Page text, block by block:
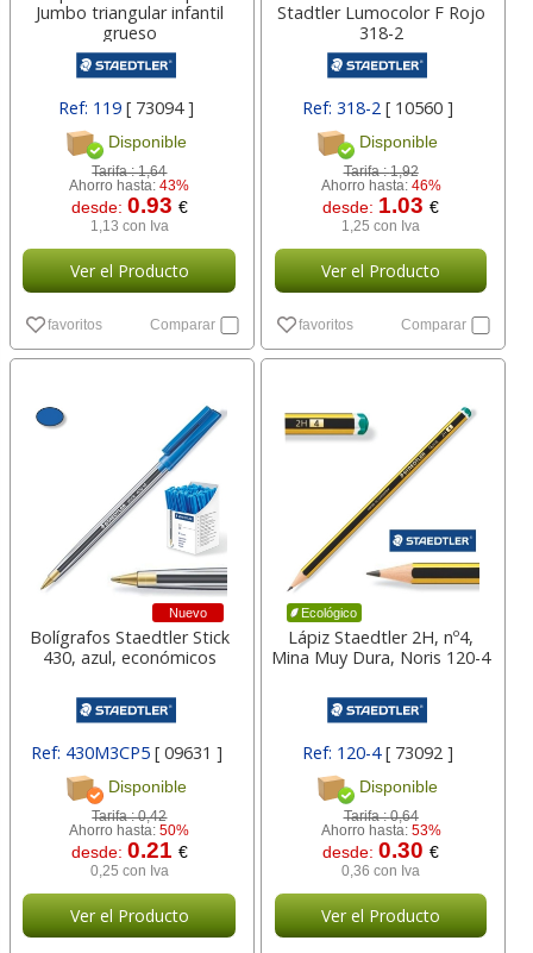
Jumbo triangular infantil
grueso
Ref: 119[ 73094 ]
Disponible
Tarifa :1,64
Ahorro hasta:43%
desde: 0.93 €
1,13 con Iva
Ver el Producto
favoritos Comparar
Stadtler Lumocolor F Rojo
318-2
Ref: 318-2 [ 10560 ]
Disponible
Tarifa :1,92
Ahorro hasta: 46%
desde: 1.03€
1,25 con Iva
Ver el Producto
favoritos Comparar
Nuevo
Bolígrafos Staedtler Stick
430, azul, económicos
Ref: 430M3CP5 [ 09631 ]
Disponible
Tarifa :0,42
Ahorro hasta:50%
desde: 0.21 €
0,25 con Iva
Ver el Producto
Ecológico
Lápiz Staedtler 2H, nº4,
Mina Muy Dura, Noris 120-4
Ref: 120-4[ 73092 ]
Disponible
Tarifa :0,64
Ahorro hasta: 53%
desde:0.30€
0,36 con Iva
Ver el Producto